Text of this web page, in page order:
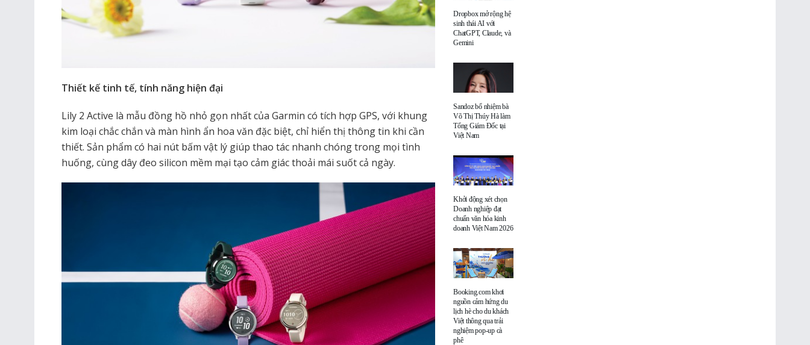
Thiết kế tinh tế, tính năng hiện đại
Lily 2 Active là mẫu đồng hồ nhỏ gọn nhất của Garmin có tích hợp GPS, với khung
kim loại chắc chắn và màn hình ẩn hoa văn đặc biệt, chỉ hiển thị thông tin khi cần
thiết. Sản phẩm có hai nút bấm vật lý giúp thao tác nhanh chóng trong mọi tình
huống, cùng dây đeo silicon mềm mại tạo cảm giác thoải mái suốt cả ngày.
Dropbox mở rộng hệ
sinh thái AI với
ChatGPT, Claude, và
Gemini
Sandoz bổ nhiệm bà
Võ Thị Thúy Hà làm
Tổng Giám Đốc tại
Việt Nam
Khởi động xét chọn
Doanh nghiệp đạt
chuẩn văn hóa kinh
doanh Việt Nam 2026
Booking.com khơi
nguồn cảm hứng du
lịch hè cho du khách
Việt thông qua trải
nghiệm pop-up cà
phê